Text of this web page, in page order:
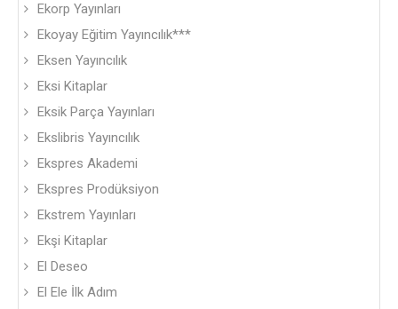
Ekorp Yayınları
Ekoyay Eğitim Yayıncılık***
Eksen Yayıncılık
Eksi Kitaplar
Eksik Parça Yayınları
Ekslibris Yayıncılık
Ekspres Akademi
Ekspres Prodüksiyon
Ekstrem Yayınları
Ekşi Kitaplar
El Deseo
El Ele İlk Adım